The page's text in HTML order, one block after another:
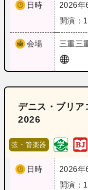
日時
2026年
開演：
会場 三重三
デニス・ブリア
2026
弦・管楽器
日時
2026年
開演：